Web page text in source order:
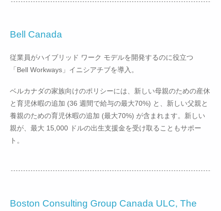
Bell Canada
従業員がハイブリッド ワーク モデルを開発するのに役立つ
「Bell Workways」イニシアチブを導入。
ベルカナダの家族向けのポリシーには、新しい母親のための産休
と育児休暇の追加 (36 週間で給与の最大70%) と、新しい父親と
養親のための育児休暇の追加 (最大70%) が含まれます。新しい
親が、最大 15,000 ドルの出生支援金を受け取ることもサポー
ト。
Boston Consulting Group Canada ULC, The